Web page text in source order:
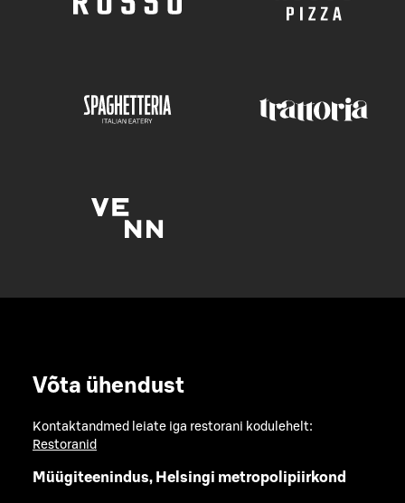
Võta ühendust
Kontaktandmed leiate iga restorani kodulehelt:
Restoranid
Müügiteenindus, Helsingi metropolipiirkond